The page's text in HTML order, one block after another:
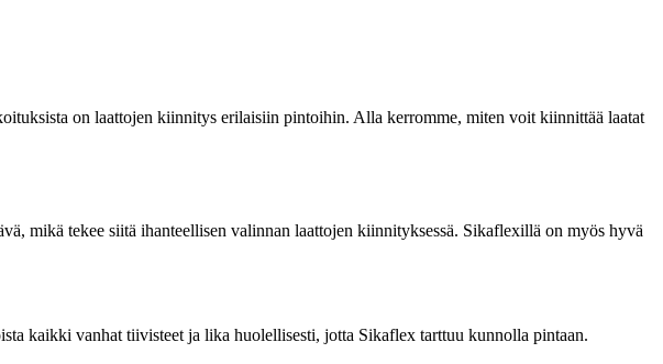
on laattojen kiinnitys erilaisiin pintoihin. Alla kerromme, miten voit kiinnittää laatat
mikä tekee siitä ihanteellisen valinnan laattojen kiinnityksessä. Sikaflexillä on myös hyvä
kaikki vanhat tiivisteet ja lika huolellisesti, jotta Sikaflex tarttuu kunnolla pintaan.